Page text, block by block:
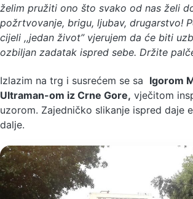
želim pružiti ono što svako od nas želi
požrtvovanje, brigu, ljubav, drugarstvo!
cijeli ,,jedan život” vjerujem da će biti
ozbiljan zadatak ispred sebe. Držite
Izlazim na trg i susrećem se sa Igorom
Ultraman-om iz Crne Gore, vječitom
uzorom. Zajedničko slikanje ispred daje
dalje.